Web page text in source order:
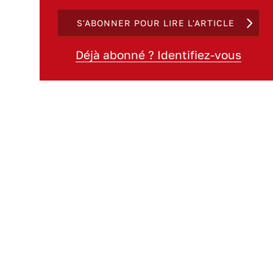
S'ABONNER POUR LIRE L'ARTICLE
Déjà abonné ? Identifiez-vous